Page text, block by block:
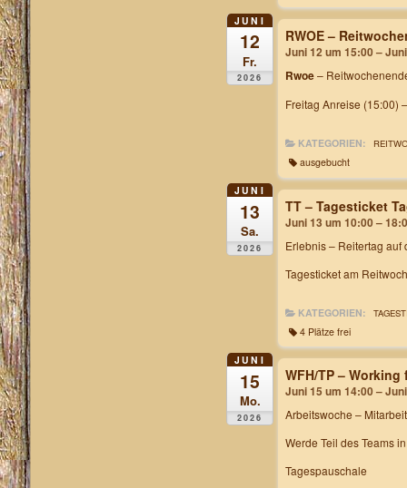
JUNI
12
Fr.
2026
RWOE –
Juni 12 um 15:00 –
Rwoe–
Freitag Anreise (15:00)
KATEGORIEN:
ausgebucht
JUNI
13
Sa.
2026
TT – Tagesticket
Juni 13 um 10:00 –
Erlebnis – Reitertag auf
Tagesticket am
KATEGORIEN:
4 Plätze frei
JUNI
15
Mo.
2026
WFH/TP –
Juni 15 um 14:00 –
Arbeitswoche –
Werde Teil des Teams
Tagespauschale